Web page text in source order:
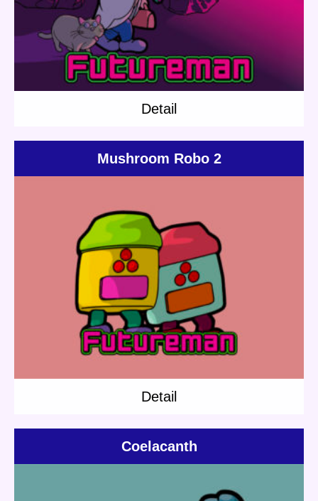
Detail
Detail
Mushroom Robo 2
Update:2020.06.23
Category: Mushroom Robo Short story Mushroom Robo
Detail
Detail
Coelacanth